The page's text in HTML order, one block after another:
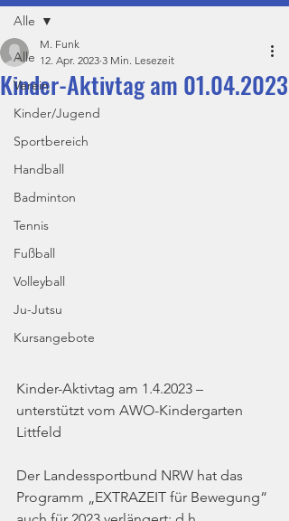
Alle
Verein
Kinder/Jugend
Sportbereich
Handball
Badminton
Tennis
Fußball
Volleyball
Ju-Jutsu
Kursangebote
Alle
Kinder-Aktivtag am 01.04.2023
M. Funk
12. Apr. 2023 3 Min. Lesezeit
Kinder-Aktivtag am 1.4.2023 –
unterstützt vom AWO-Kindergarten
Littfeld
Der Landessportbund NRW hat das
Programm „EXTRAZEIT für Bewegung“